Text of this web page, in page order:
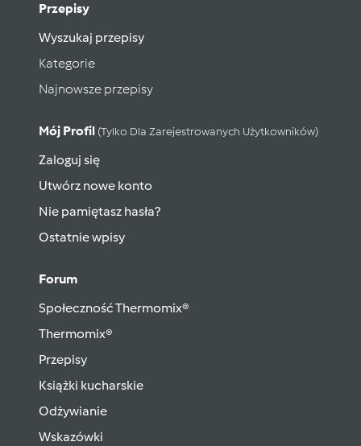
Przepisy
Wyszukaj przepisy
Kategorie
Najnowsze przepisy
Mój Profil (tylko Dla Zarejestrowanych Użytkowników)
Zaloguj się
Utwórz nowe konto
Nie pamiętasz hasła?
Ostatnie wpisy
Forum
Społeczność Thermomix®
Thermomix®
Przepisy
Książki kucharskie
Odżywianie
Wskazówki